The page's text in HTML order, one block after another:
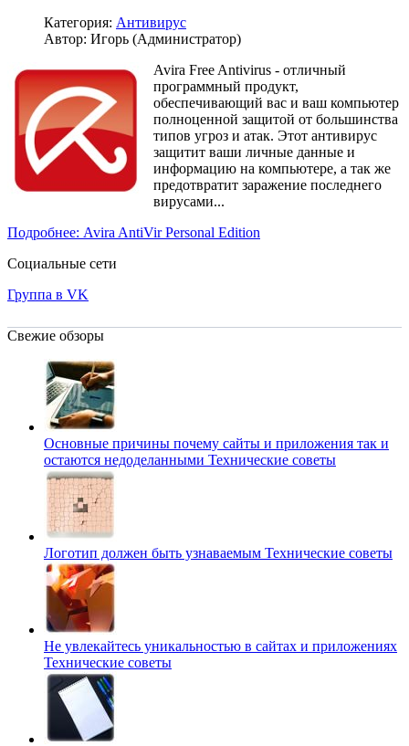
Категория: Антивирус
Автор: Игорь (Администратор)
Avira Free Antivirus - отличный
программный продукт,
обеспечивающий вас и ваш компьютер
полноценной защитой от большинства
типов угроз и атак. Этот антивирус
защитит ваши личные данные и
информацию на компьютере, а так же
предотвратит заражение последнего
вирусами...
Подробнее: Avira AntiVir Personal Edition
Социальные сети
Группа в VK
Свежие обзоры
Основные причины почему сайты и приложения так и
остаются недоделанными Технические советы
Логотип должен быть узнаваемым Технические советы
Не увлекайтесь уникальностью в сайтах и приложениях
Технические советы